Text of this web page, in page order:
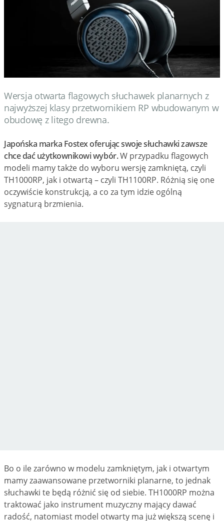
Wersja otwarta flagowych słuchawek planarnych z
najwyższej klasy przetwornikiem RP wbudowanym w
obudowę z litego drewna.
Japońska marka Fostex oferując swoje słuchawki zawsze
chce dać użytkownikowi wybór.W przypadku flagowych
modeli mamy także do wyboru wersję zamkniętą, czyli
TH1000RP, jak i otwartą – czyli TH1100RP. Różnią się one
oczywiście konstrukcją, a co za tym idzie ogólną
sygnaturą brzmienia.
Bo o ile zarówno w modelu zamkniętym, jak i otwartym
mamy zaawansowane przetworniki planarne, to jednak
słuchawki te będą różnić się od siebie. TH1000RP można
traktować jako instrument muzyczny mający dawać
radość, natomiast model otwarty ma już większą scenę i